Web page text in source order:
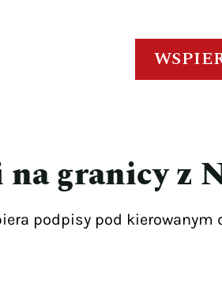
granicy z
podpisy pod kierowanym